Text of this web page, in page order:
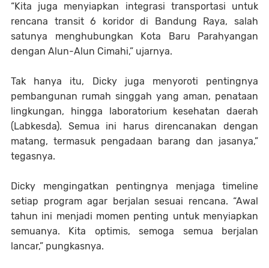
“Kita juga menyiapkan integrasi transportasi untuk
rencana transit 6 koridor di Bandung Raya, salah
satunya menghubungkan Kota Baru Parahyangan
dengan Alun-Alun Cimahi,” ujarnya.
Tak hanya itu, Dicky juga menyoroti pentingnya
pembangunan rumah singgah yang aman, penataan
lingkungan, hingga laboratorium kesehatan daerah
(Labkesda). Semua ini harus direncanakan dengan
matang, termasuk pengadaan barang dan jasanya,”
tegasnya.
Dicky mengingatkan pentingnya menjaga timeline
setiap program agar berjalan sesuai rencana. “Awal
tahun ini menjadi momen penting untuk menyiapkan
semuanya. Kita optimis, semoga semua berjalan
lancar,” pungkasnya.